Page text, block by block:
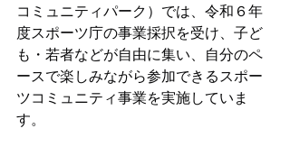
コミュニティパーク）では、令和６年
度スポーツ庁の事業採択を受け、子ど
も・若者などが自由に集い、自分のペ
ースで楽しみながら参加できるスポー
ツコミュニティ事業を実施していま
す。